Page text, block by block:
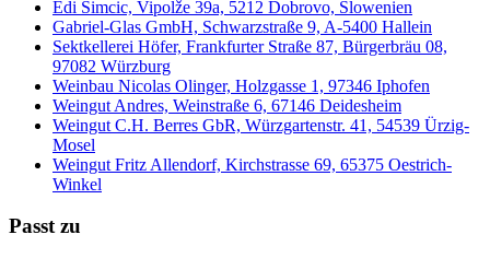
Edi Simcic, Vipolže 39a, 5212 Dobrovo, Slowenien
Gabriel-Glas GmbH, Schwarzstraße 9, A-5400 Hallein
Sektkellerei Höfer, Frankfurter Straße 87, Bürgerbräu 08,
97082 Würzburg
Weinbau Nicolas Olinger, Holzgasse 1, 97346 Iphofen
Weingut Andres, Weinstraße 6, 67146 Deidesheim
Weingut C.H. Berres GbR, Würzgartenstr. 41, 54539 Ürzig-
Mosel
Weingut Fritz Allendorf, Kirchstrasse 69, 65375 Oestrich-
Winkel
Passt zu